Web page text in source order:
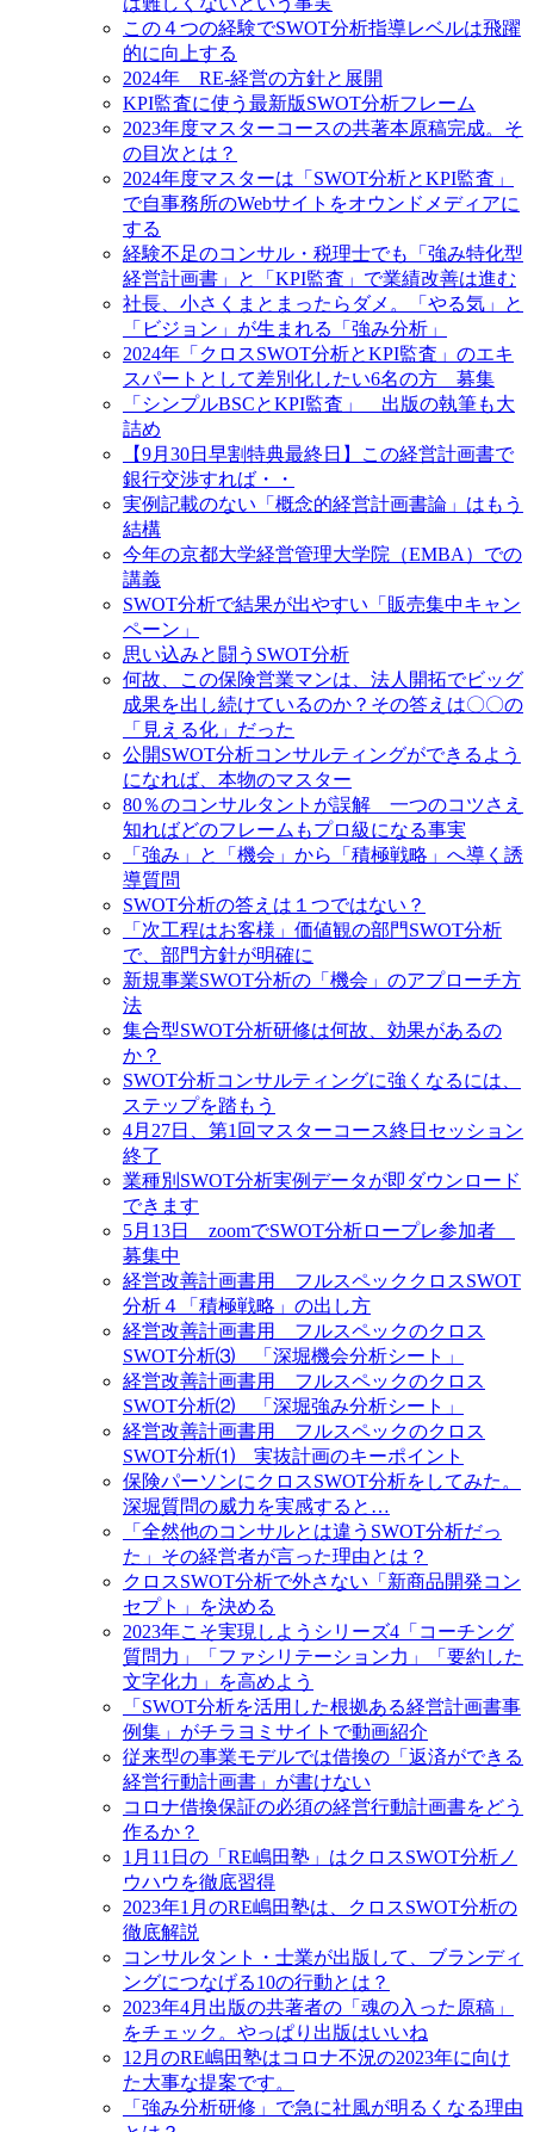
この４つの経験でSWOT分析指導レベルは飛躍
的に向上する
2024年 RE‐経営の方針と展開
KPI監査に使う最新版SWOT分析フレーム
2023年度マスターコースの共著本原稿完成。そ
の目次とは？
2024年度マスターは「SWOT分析とKPI監査」
で自事務所のWebサイトをオウンドメディアに
する
経験不足のコンサル・税理士でも「強み特化型
経営計画書」と「KPI監査」で業績改善は進む
社長、小さくまとまったらダメ。「やる気」と
「ビジョン」が生まれる「強み分析」
2024年「クロスSWOT分析とKPI監査」のエキ
スパートとして差別化したい6名の方 募集
「シンプルBSCとKPI監査」 出版の執筆も大
詰め
【9月30日早割特典最終日】この経営計画書で
銀行交渉すれば・・
実例記載のない「概念的経営計画書論」はもう
結構
今年の京都大学経営管理大学院（EMBA）での
講義
SWOT分析で結果が出やすい「販売集中キャン
ペーン」
思い込みと闘うSWOT分析
何故、この保険営業マンは、法人開拓でビッグ
成果を出し続けているのか？その答えは〇〇の
「見える化」だった
公開SWOT分析コンサルティングができるよう
になれば、本物のマスター
80％のコンサルタントが誤解 一つのコツさえ
知ればどのフレームもプロ級になる事実
「強み」と「機会」から「積極戦略」へ導く誘
導質問
SWOT分析の答えは１つではない？
「次工程はお客様」価値観の部門SWOT分析
で、部門方針が明確に
新規事業SWOT分析の「機会」のアプローチ方
法
集合型SWOT分析研修は何故、効果があるの
か？
SWOT分析コンサルティングに強くなるには、
ステップを踏もう
4月27日、第1回マスターコース終日セッション
終了
業種別SWOT分析実例データが即ダウンロード
できます
5月13日 zoomでSWOT分析ロープレ参加者
募集中
経営改善計画書用 フルスペッククロスSWOT
分析４「積極戦略」の出し方
経営改善計画書用 フルスペックのクロス
SWOT分析⑶ 「深堀機会分析シート」
経営改善計画書用 フルスペックのクロス
SWOT分析⑵ 「深堀強み分析シート」
経営改善計画書用 フルスペックのクロス
SWOT分析⑴ 実抜計画のキーポイント
保険パーソンにクロスSWOT分析をしてみた。
深堀質問の威力を実感すると…
「全然他のコンサルとは違うSWOT分析だっ
た」その経営者が言った理由とは？
クロスSWOT分析で外さない「新商品開発コン
セプト」を決める
2023年こそ実現しようシリーズ4「コーチング
質問力」「ファシリテーション力」「要約した
文字化力」を高めよう
「SWOT分析を活用した根拠ある経営計画書事
例集」がチラヨミサイトで動画紹介
従来型の事業モデルでは借換の「返済ができる
経営行動計画書」が書けない
コロナ借換保証の必須の経営行動計画書をどう
作るか？
1月11日の「RE嶋田塾」はクロスSWOT分析ノ
ウハウを徹底習得
2023年1月のRE嶋田塾は、クロスSWOT分析の
徹底解説
コンサルタント・士業が出版して、ブランディ
ングにつなげる10の行動とは？
2023年4月出版の共著者の「魂の入った原稿」
をチェック。やっぱり出版はいいね
12月のRE嶋田塾はコロナ不況の2023年に向け
た大事な提案です。
「強み分析研修」で急に社風が明るくなる理由